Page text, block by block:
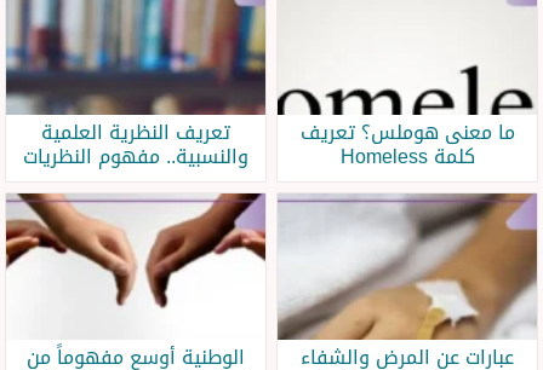
ما معنى هوملس؟ تعريف
كلمة Homeless
تعريف النظرية العلمية
والنسبية.. مفهوم النظريات
عبارات عن المرض والشفاء الوطنية أوسع مفهوماً من